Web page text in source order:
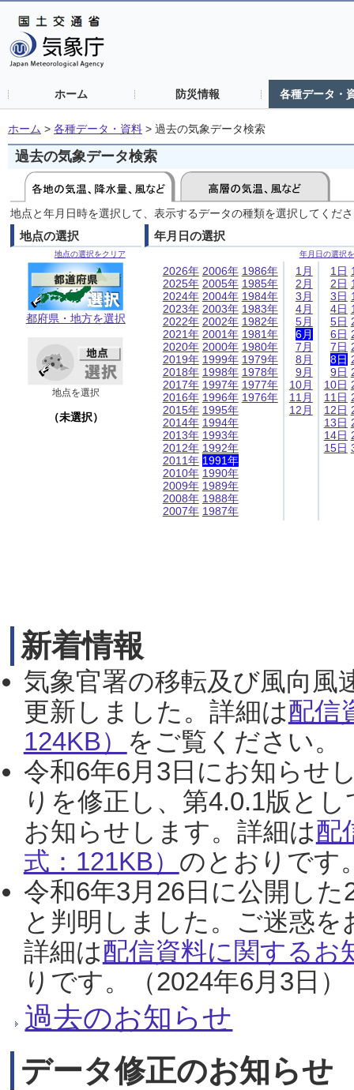
ホーム 防災情報 各種データ・
ホーム > 各種データ・資料 > 過去の気象データ検索
過去の気象データ検索
地点と年月日時を選択して、表示するデータの種類を選択してくだ
地点の選択
地点の選択をクリア
都府県・地方を選択
地点を選択
（未選択）
年月日の選択
年月日の選択
2026年
2025年
2024年
2023年
2022年
2021年
2020年
2019年
2018年
2017年
2016年
2015年
2014年
2013年
2012年
2011年
2010年
2009年
2008年
2007年
2006年
2005年
2004年
2003年
2002年
2001年
2000年
1999年
1998年
1997年
1996年
1995年
1994年
1993年
1992年
1991年
1990年
1989年
1988年
1987年
1986年
1985年
1984年
1983年
1982年
1981年
1980年
1979年
1978年
1977年
1976年
1月
2月
3月
4月
5月
6月
7月
8月
9月
10月
11月
12月
1日
2日
3日
4日
5日
6日
7日
8日
9日
10日
11日
12日
13日
14日
15日
新着情報
気象官署の移転及び風向風
更新しました。詳細は配信
124KB） をご覧ください。
令和6年6月3日にお知らせ
りを修正し、第4.0.1版と
お知らせします。詳細は配
式：121KB） のとおりです
令和6年3月26日に公開し
と判明しました。ご迷惑
詳細は配信資料に関するお
りです。（2024年6月3日）
過去のお知らせ
データ修正のお知らせ